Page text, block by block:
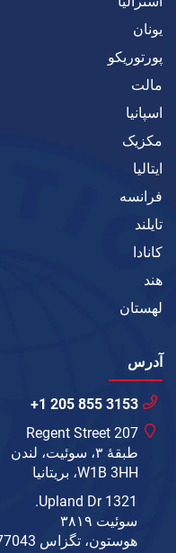
یونان
پورتوریکو
مالت
اسپانیا
مکزیک
ایتالیا
فرانسه
تایلند
کانادا
هند
لهستان
آدرس
+1 205 855 3153
207 Regent Street
طبقهٔ ۳، سوئیت، لندن
W1B 3HH، بریتانیا
1321 Upland Dr.
سوئیت ۳۸۱۹
هوستون، تگزاس 77043، ایالات متحده آمریکا